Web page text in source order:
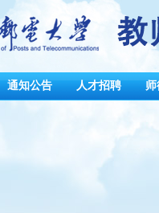
通知公告 人才招聘